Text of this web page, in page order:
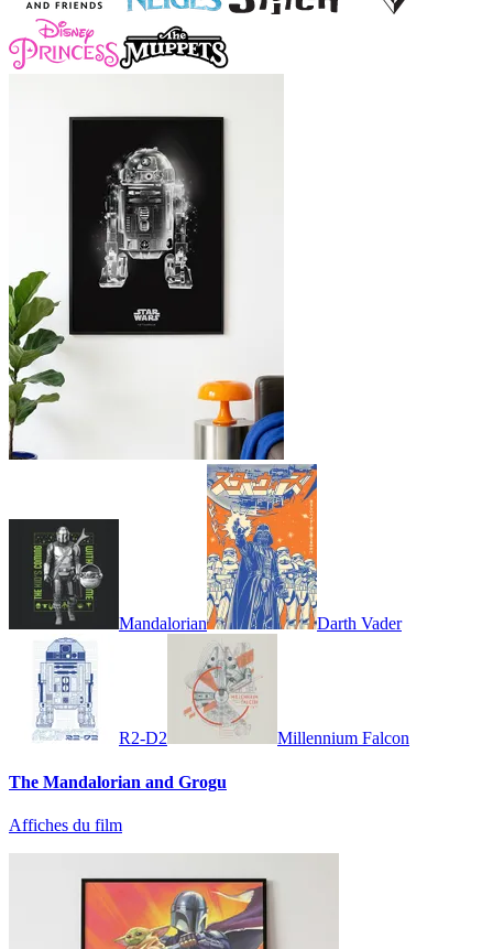
Mandalorian Darth Vader
R2-D2 Millennium Falcon
The Mandalorian and Grogu
Affiches du film